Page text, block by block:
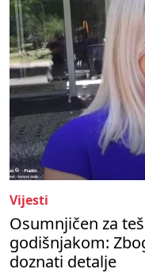
Vijesti
Osumnjičen za
godišnjakom:
doznati detalje